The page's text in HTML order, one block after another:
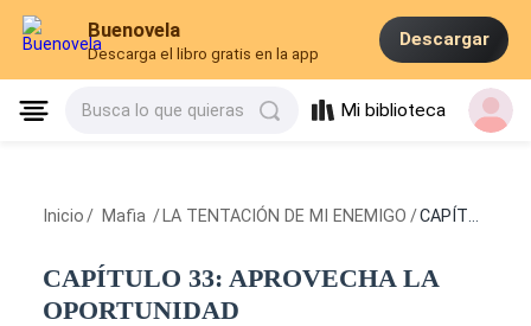
Buenovela
Descarga el libro gratis en la app
Descargar
Busca lo que quieras Mi biblioteca
Inicio / Mafia / LA TENTACIÓN DE MI ENEMIGO /CAPÍTULO 33: APROVECHA LA OPORTUNIDAD
CAPÍTULO 33: APROVECHA LA
OPORTUNIDAD